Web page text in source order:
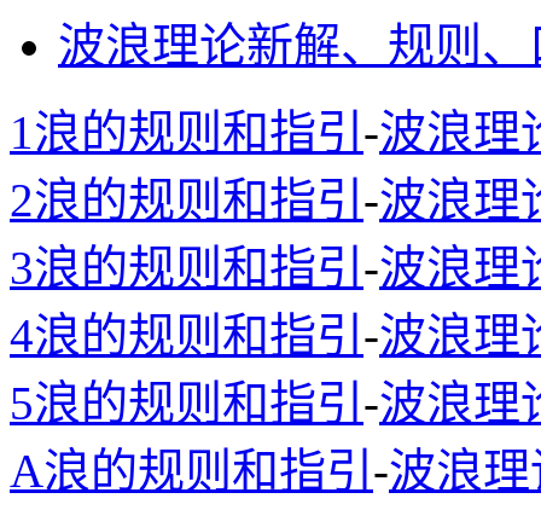
波浪理论新解、规则
1浪的规则和指引 -波浪理
2浪的规则和指引 -波浪理
3浪的规则和指引 -波浪理
4浪的规则和指引 -波浪理
5浪的规则和指引 -波浪理
A浪的规则和指引 -波浪